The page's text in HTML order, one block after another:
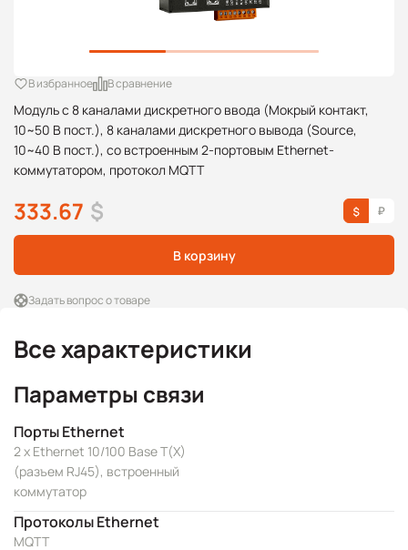
Модуль с 8 каналами дискретного ввода (Мокрый контакт,
10~50 В пост.), 8 каналами дискретного вывода (Source,
10~40 В пост.), со встроенным 2-портовым Ethernet-
коммутатором, протокол MQTT
В избранное В сравнение
333.67 $
В корзину
Задать вопрос о товаре
Все характеристики
Параметры связи
Порты Ethernet
2 x Ethernet 10/100 Base T(X)
(разъем RJ45), встроенный
коммутатор
Протоколы Ethernet
MQTT